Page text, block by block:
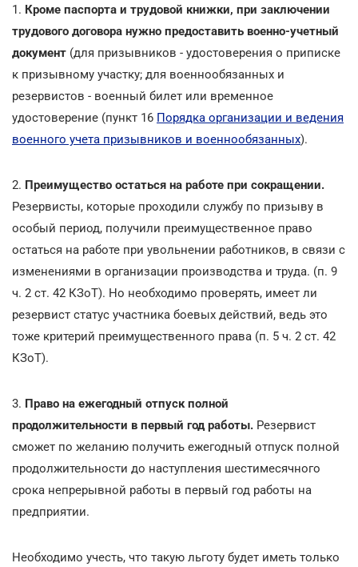
1. Кроме паспорта и трудовой книжки, при заключении
трудового договора нужно предоставить военно-учетный
документ (для призывников - удостоверения о приписке
к призывному участку; для военнообязанных и
резервистов - военный билет или временное
удостоверение (пункт 16 Порядка организации и ведения
военного учета призывников и военнообязанных).
2. Преимущество остаться на работе при сокращении.
Резервисты, которые проходили службу по призыву в
особый период, получили преимущественное право
остаться на работе при увольнении работников, в связи с
изменениями в организации производства и труда. (п. 9
ч. 2 ст. 42 КЗоТ). Но необходимо проверять, имеет ли
резервист статус участника боевых действий, ведь это
тоже критерий преимущественного права (п. 5 ч. 2 ст. 42
КЗоТ).
3. Право на ежегодный отпуск полной
продолжительности в первый год работы. Резервист
сможет по желанию получить ежегодный отпуск полной
продолжительности до наступления шестимесячного
срока непрерывной работы в первый год работы на
предприятии.
Необходимо учесть, что такую льготу будет иметь только